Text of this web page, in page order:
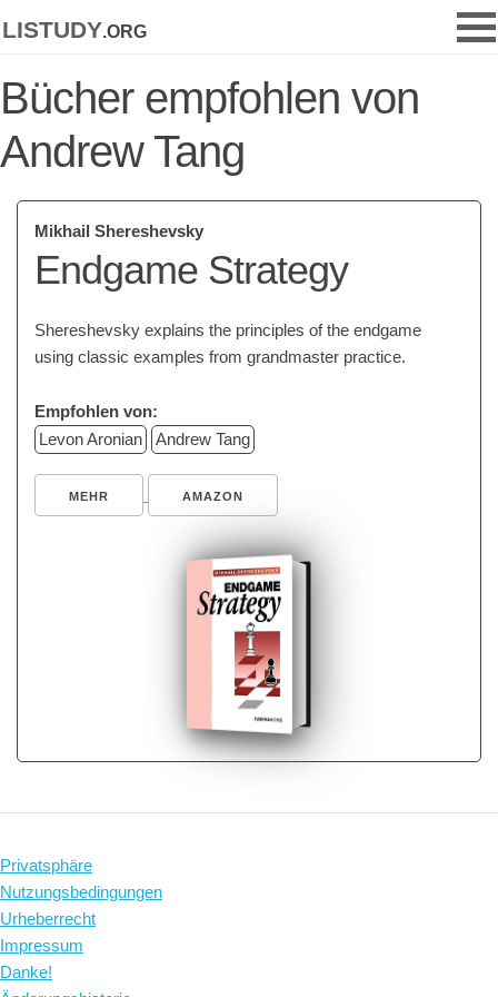
listudy.org
Bücher empfohlen von
Andrew Tang
Mikhail Shereshevsky
Endgame Strategy
Shereshevsky explains the principles of the endgame
using classic examples from grandmaster practice.
Empfohlen von:
Levon Aronian
Andrew Tang
MEHR AMAZON
Privatsphäre
Nutzungsbedingungen
Urheberrecht
Impressum
Danke!